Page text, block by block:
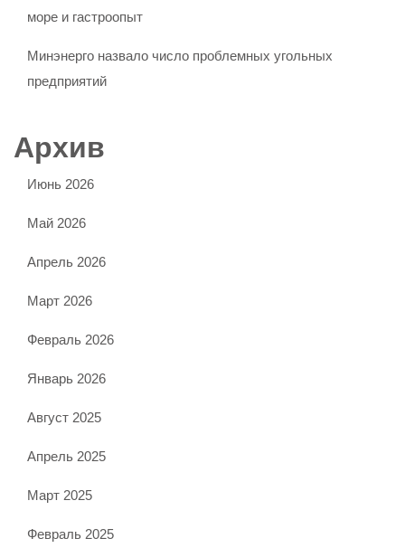
море и гастроопыт
Минэнерго назвало число проблемных угольных
предприятий
Архив
Июнь 2026
Май 2026
Апрель 2026
Март 2026
Февраль 2026
Январь 2026
Август 2025
Апрель 2025
Март 2025
Февраль 2025